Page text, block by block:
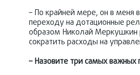
– По крайней мере, он в меня
переходу на дотационные
образом Николай Меркушкин
сократить расходы на
– Назовите три самых